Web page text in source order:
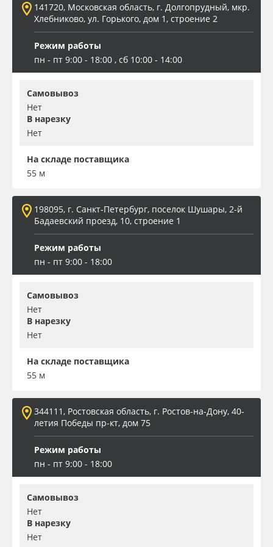
Oracal 641
Orajet 3640
ПЭТ листовой
Вспененный ПВХ
Баннер
141720, Московская область, г. Долгопрудный, мкр.
Хлебниково, ул. Горького, дом 1, строение 2
Режим работы
пн - пт 9:00 - 18:00 , сб 10:00 - 14:00
Самовывоз
Нет
В нарезку
Нет
На складе поставщика
55 м
198095, г. Санкт-Петербург, поселок Шушары, 2-й
Бадаевский проезд, 10, строение 1
Режим работы
пн - пт 9:00 - 18:00
Самовывоз
Нет
В нарезку
Нет
На складе поставщика
55 м
344111, Ростовская область, г. Ростов-на-Дону, 40-
летия Победы пр-кт, дом 75
Режим работы
пн - пт 9:00 - 18:00
Самовывоз
Нет
В нарезку
Нет